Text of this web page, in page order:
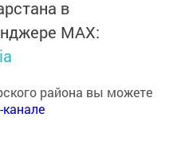
MАХ:
района вы можете
канале